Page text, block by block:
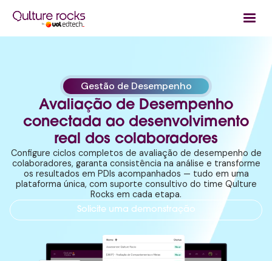
Gestão de Desempenho
Avaliação de Desempenho
conectada ao desenvolvimento
real dos colaboradores
Configure ciclos completos de avaliação de desempenho de
colaboradores, garanta consistência na análise e transforme
os resultados em PDIs acompanhados — tudo em uma
plataforma única, com suporte consultivo do time Qulture
Rocks em cada etapa.
Solicite uma demonstração